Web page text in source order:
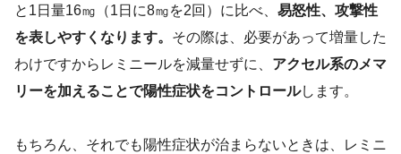
と1日量16㎎（1日に8㎎を2回）に比べ、 易怒性、攻撃性
を表しやすくなります。 その際は、必要があって増量した
わけですからレミニールを減量せずに、 アクセル系のメマ
リーを加えることで陽性症状をコントロールします。
もちろん、それでも陽性症状が治まらないときは、レミニ